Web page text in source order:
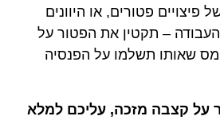
פיצויים פטורים, או היוונים
– תקטין את הפטור על
שאותו תשלמו על הפנסיה
על קצבה מזכה, עליכם למלא